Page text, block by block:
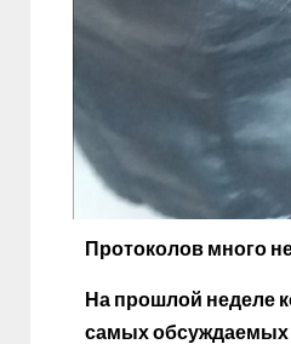
Протоколов много
На прошлой неделе
самых обсуждаемых